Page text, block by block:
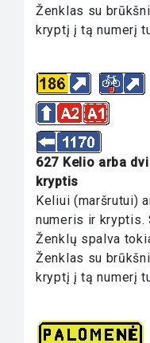
Ženklas su
kryptį į tą numerį
627 Kelio arba
kryptis
Keliui (maršrutui)
numeris ir kryptis.
Ženklų spalva
Ženklas su
kryptį į tą numerį